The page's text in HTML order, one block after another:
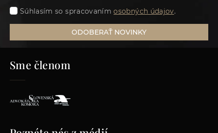
Súhlasím so spracovanímosobných údajov.
ODOBERAŤ NOVINKY
Sme členom